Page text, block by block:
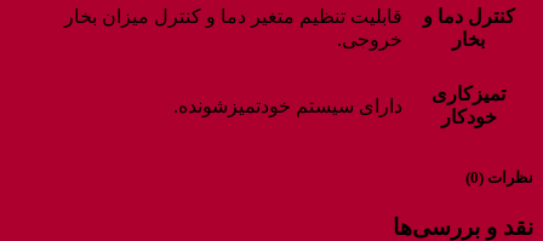
کنترل دما و
بخار
قابلیت تنظیم متغیر دما و کنترل میزان بخار
خروجی.
تمیزکاری
خودکار
دارای سیستم خودتمیزشونده.
نظرات (0)
نقد و بررسی‌ها